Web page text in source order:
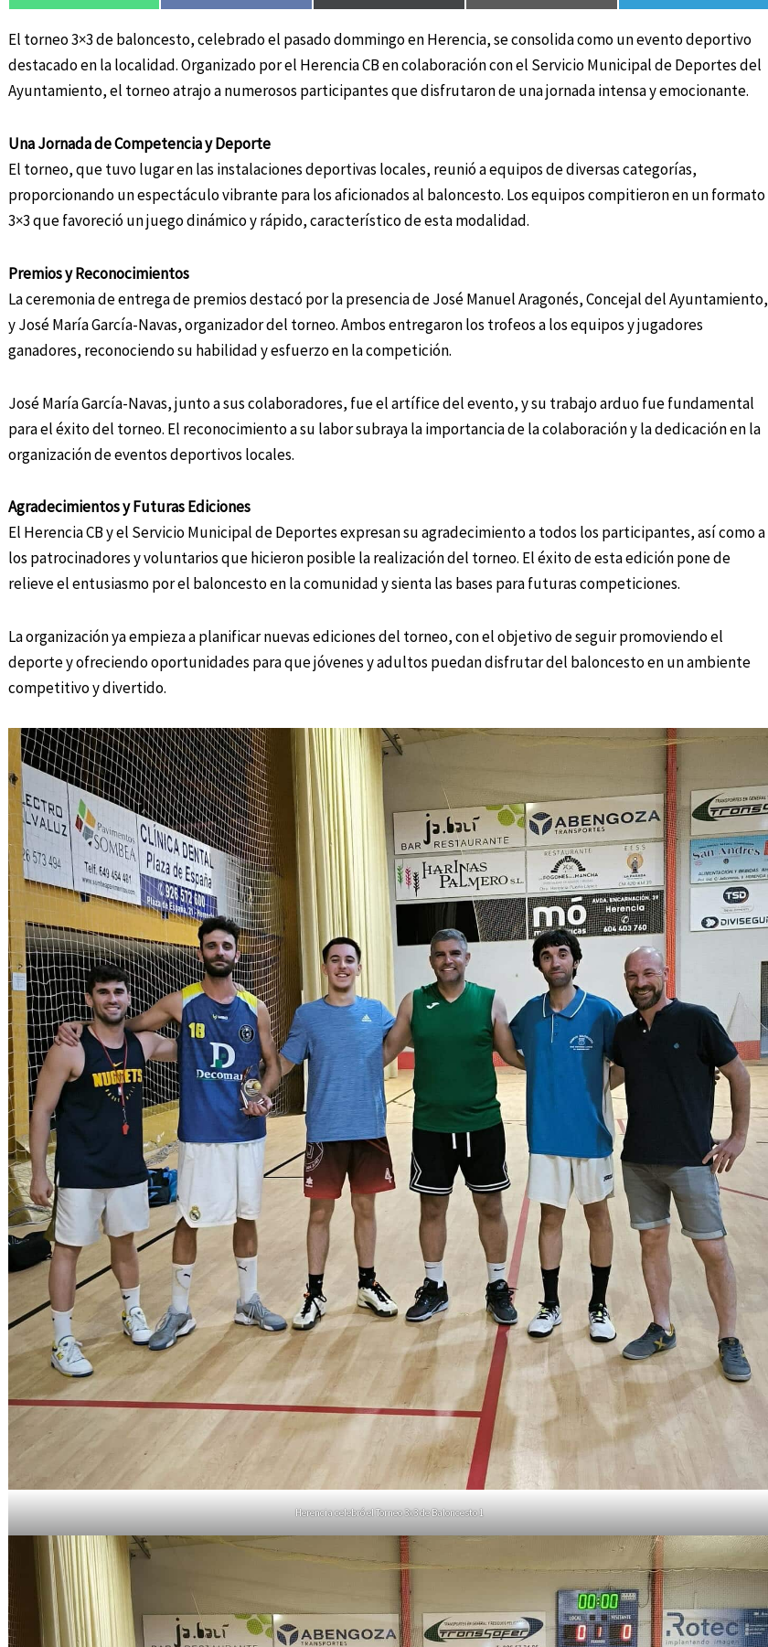
El torneo 3×3 de baloncesto, celebrado el pasado dommingo en Herencia, se consolida como un evento deportivo
destacado en la localidad. Organizado por el Herencia CB en colaboración con el Servicio Municipal de Deportes del
Ayuntamiento, el torneo atrajo a numerosos participantes que disfrutaron de una jornada intensa y emocionante.
Una Jornada de Competencia y Deporte
El torneo, que tuvo lugar en las instalaciones deportivas locales, reunió a equipos de diversas categorías,
proporcionando un espectáculo vibrante para los aficionados al baloncesto. Los equipos compitieron en un formato
3×3 que favoreció un juego dinámico y rápido, característico de esta modalidad.
Premios y Reconocimientos
La ceremonia de entrega de premios destacó por la presencia de José Manuel Aragonés, Concejal del Ayuntamiento,
y José María García-Navas, organizador del torneo. Ambos entregaron los trofeos a los equipos y jugadores
ganadores, reconociendo su habilidad y esfuerzo en la competición.
José María García-Navas, junto a sus colaboradores, fue el artífice del evento, y su trabajo arduo fue fundamental
para el éxito del torneo. El reconocimiento a su labor subraya la importancia de la colaboración y la dedicación en la
organización de eventos deportivos locales.
Agradecimientos y Futuras Ediciones
El Herencia CB y el Servicio Municipal de Deportes expresan su agradecimiento a todos los participantes, así como a
los patrocinadores y voluntarios que hicieron posible la realización del torneo. El éxito de esta edición pone de
relieve el entusiasmo por el baloncesto en la comunidad y sienta las bases para futuras competiciones.
La organización ya empieza a planificar nuevas ediciones del torneo, con el objetivo de seguir promoviendo el
deporte y ofreciendo oportunidades para que jóvenes y adultos puedan disfrutar del baloncesto en un ambiente
competitivo y divertido.
Herencia celebró el Torneo 3x3 de Baloncesto 1